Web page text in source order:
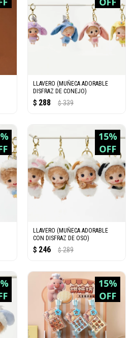
LLAVERO (MUÑECA ADORABLE
DISFRAZ DE CONEJO)
$ 288 $ 339
LLAVERO (MUÑECA ADORABLE
CON DISFRAZ DE OSO)
$ 246 $ 289